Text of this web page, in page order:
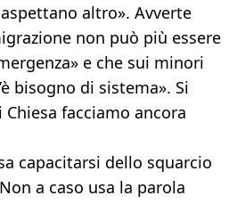
altro». Avverte
non può più essere
e che sui minori
bisogno di sistema». Si
facciamo ancora
capacitarsi dello squarcio
a caso usa la parola